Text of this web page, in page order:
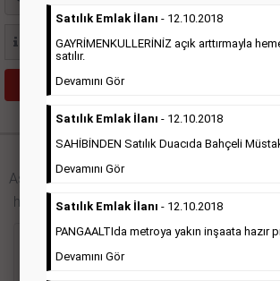
Hürriyet Gazetesi İlan
Aşağıdaki bağlantıları takip ederek
hakkında detaylara ulaşabilir, ilan
Satılık Emlak İlanı - 12.10.2018
GAYRİMENKULLERİNİZ açık arttırmayla
satılır.
Devamını Gör
Satılık Emlak İlanı - 12.10.2018
SAHİBİNDEN Satılık Duacıda Bahçeli
Devamını Gör
Satılık Emlak İlanı - 12.10.2018
PANGAALTIda metroya yakın inşaata hazır
Devamını Gör